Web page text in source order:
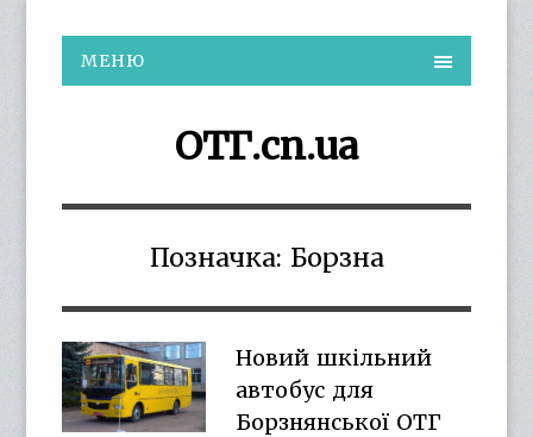
МЕНЮ
ОТГ.cn.ua
Позначка: Борзна
Новий шкільний
автобус для
Борзнянської ОТГ